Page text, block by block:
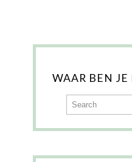
WAAR BEN JE